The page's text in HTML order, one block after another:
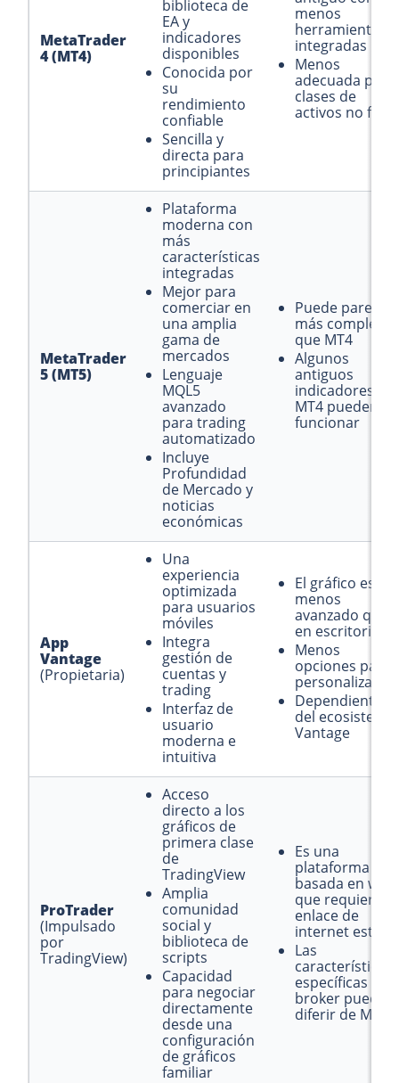
MetaTrader
4 (MT4)
biblioteca de
EA y
indicadores
disponibles
Conocida por
su
rendimiento
confiable
Sencilla y
directa para
principiantes
menos
herramientas
integradas
Menos
adecuada para
clases de
activos no
MetaTrader
5 (MT5)
Plataforma
moderna con
más
características
integradas
Mejor para
comerciar en
una amplia
gama de
mercados
Lenguaje
MQL5
avanzado
para trading
automatizado
Incluye
Profundidad
de Mercado y
noticias
económicas
Puede parecer
más compleja
que MT4
Algunos
antiguos
indicadores de
MT4 pueden no
funcionar
App
Vantage
(Propietaria)
Una
experiencia
optimizada
para usuarios
móviles
Integra
gestión de
cuentas y
trading
Interfaz de
usuario
moderna e
intuitiva
El gráfico es
menos
avanzado que
en escritorio
Menos
opciones para
Dependiente
del ecosistema
Vantage
ProTrader
(Impulsado
por
TradingView)
Acceso
directo a los
gráficos de
primera clase
de
TradingView
Amplia
comunidad
social y
biblioteca de
scripts
Capacidad
para negociar
directamente
desde una
configuración
de gráficos
familiar
Es una
plataforma
basada en web
que requiere
enlace de
internet
Las
características
específicas del
broker pueden
diferir de MT4/